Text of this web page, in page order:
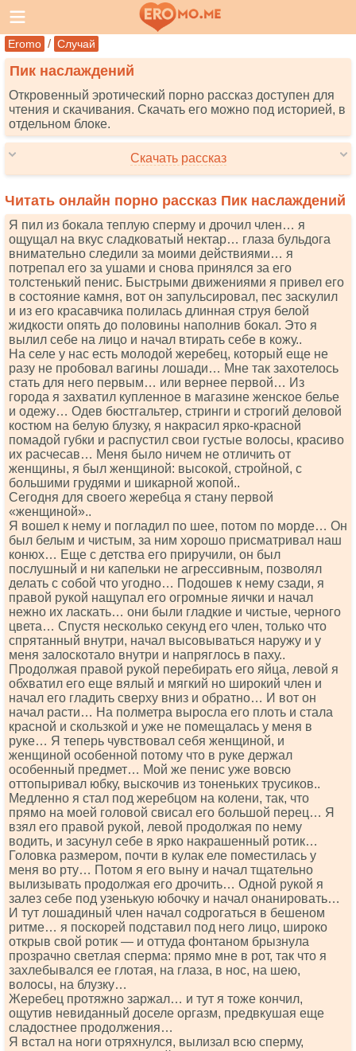
Eromo / Случай
Пик наслаждений
Откровенный эротический порно рассказ доступен для
чтения и скачивания. Скачать его можно под историей, в
отдельном блоке.
Скачать рассказ
Читать онлайн порно рассказ Пик наслаждений
Я пил из бокала теплую сперму и дрочил член… я
ощущал на вкус сладковатый нектар… глаза бульдога
внимательно следили за моими действиями… я
потрепал его за ушами и снова принялся за его
толстенький пенис. Быстрыми движениями я привел его
в состояние камня, вот он запульсировал, пес заскулил
и из его красавчика полилась длинная струя белой
жидкости опять до половины наполнив бокал. Это я
вылил себе на лицо и начал втирать себе в кожу..
На селе у нас есть молодой жеребец, который еще не
разу не пробовал вагины лошади… Мне так захотелось
стать для него первым… или вернее первой… Из
города я захватил купленное в магазине женское белье
и одежу… Одев бюстгальтер, стринги и строгий деловой
костюм на белую блузку, я накрасил ярко-красной
помадой губки и распустил свои густые волосы, красиво
их расчесав… Меня было ничем не отличить от
женщины, я был женщиной: высокой, стройной, с
большими грудями и шикарной жопой..
Сегодня для своего жеребца я стану первой
«женщиной»..
Я вошел к нему и погладил по шее, потом по морде… Он
был белым и чистым, за ним хорошо присматривал наш
конюх… Еще с детства его приручили, он был
послушный и ни капельки не агрессивным, позволял
делать с собой что угодно… Подошев к нему сзади, я
правой рукой нащупал его огромные яички и начал
нежно их ласкать… они были гладкие и чистые, черного
цвета… Спустя несколько секунд его член, только что
спрятанный внутри, начал высовываться наружу и у
меня залоскотало внутри и напряглось в паху..
Продолжая правой рукой перебирать его яйца, левой я
обхватил его еще вялый и мягкий но широкий член и
начал его гладить сверху вниз и обратно… И вот он
начал расти… На полметра выросла его плоть и стала
красной и скользкой и уже не помещалась у меня в
руке… Я теперь чувствовал себя женщиной, и
женщиной особенной потому что в руке держал
особенный предмет… Мой же пенис уже вовсю
оттопыривал юбку, выскочив из тоненьких трусиков..
Медленно я стал под жеребцом на колени, так, что
прямо на моей головой свисал его большой перец… Я
взял его правой рукой, левой продолжая по нему
водить, и засунул себе в ярко накрашенный ротик…
Головка размером, почти в кулак еле поместилась у
меня во рту… Потом я его выну и начал тщательно
вылизывать продолжая его дрочить… Одной рукой я
залез себе под узенькую юбочку и начал онанировать…
И тут лошадиный член начал содрогаться в бешеном
ритме… я поскорей подставил под него лицо, широко
открыв свой ротик — и оттуда фонтаном брызнула
прозрачно светлая сперма: прямо мне в рот, так что я
захлебывался ее глотая, на глаза, в нос, на шею,
волосы, на блузку…
Жеребец протяжно заржал… и тут я тоже кончил,
ощутив невиданный доселе оргазм, предвкушая еще
сладостнее продолжения…
Я встал на ноги отряхнулся, вылизал всю сперму,